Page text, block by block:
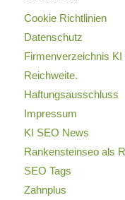
Cookie Richtlinien
Datenschutz
Firmenverzeichnis
Reichweite.
Haftungsausschluss
Impressum
KI SEO News
Rankensteinseo als
SEO Tags
Zahnplus